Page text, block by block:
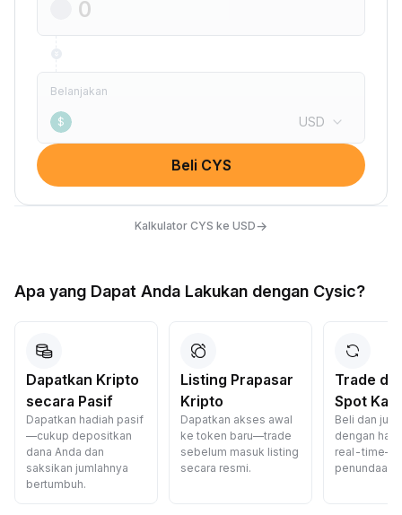
Belanjakan
$ USD
Beli CYS
Kalkulator CYS ke USD→
Apa yang Dapat Anda Lakukan dengan Cysic?
Dapatkan Kripto
secara Pasif
Dapatkan hadiah pasif
—cukup depositkan
dana Anda dan
saksikan jumlahnya
bertumbuh.
Listing Prapasar
Kripto
Dapatkan akses awal
ke token baru—trade
sebelum masuk listing
secara resmi.
Trade di
Spot
Beli dan jual
dengan
real-
penundaan.